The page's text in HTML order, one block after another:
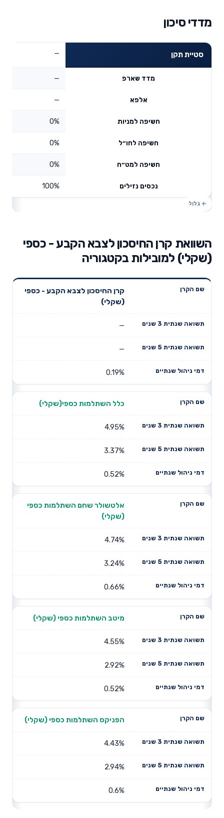
מדדי סיכון
סטיית תקן —
מדד שארפ —
אלפא —
חשיפה למניות 0%
חשיפה לחו״ל 0%
חשיפה למט״ח 0%
נכסים נזילים 100%
השוואת קרן החיסכון לצבא הקבע - כספי
(שקלי) למובילות בקטגוריה
שנתית 3
תשואה
דמי ניהול
קרן החיסכון לצבא הקבע - כספי
(שקלי)
—
—
0.19%
כלל השתלמות כספי(שקלי)
4.95%
3.37%
0.52%
אלטשולר שחם השתלמות כספי
(שקלי)
4.74%
3.24%
0.66%
מיטב השתלמות כספי (שקלי)
4.55%
2.92%
0.52%
הפניקס השתלמות כספי (שקלי)
4.43%
2.94%
0.6%